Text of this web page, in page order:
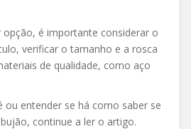
é importante considerar o
verificar o tamanho e a rosca
de qualidade, como aço
ou entender se há como saber se
continue a ler o artigo.